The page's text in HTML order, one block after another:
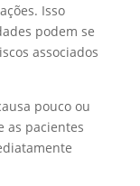
Isso
podem se
associados
pouco ou
as pacientes